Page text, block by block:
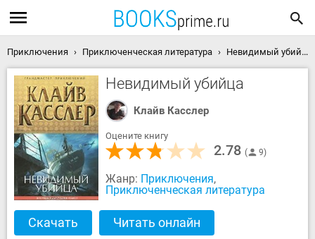
Приключения Приключенческая литература Невидимый убийца скачать книгу
Невидимый убийца
Клайв Касслер
Оцените книгу
2.78 9
Жанр: Приключения,
Приключенческая литература
Скачать Читать онлайн